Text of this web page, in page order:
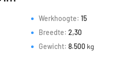
Werkhoogte: 15
Breedte: 2,30
Gewicht: 8.500 kg